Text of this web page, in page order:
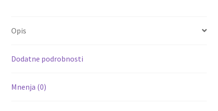
k
Opis
Dodatne podrobnosti
Mnenja (0)